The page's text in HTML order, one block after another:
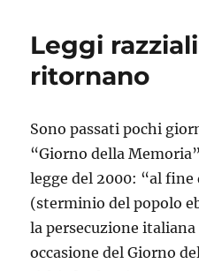
Leggi
ritornano
Sono passati pochi
“Giorno della
legge del 2000: “al fine
(sterminio del popolo
la persecuzione
occasione del Giorno